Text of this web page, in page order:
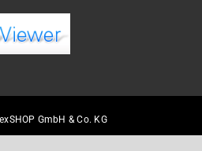
GmbH & Co. KG